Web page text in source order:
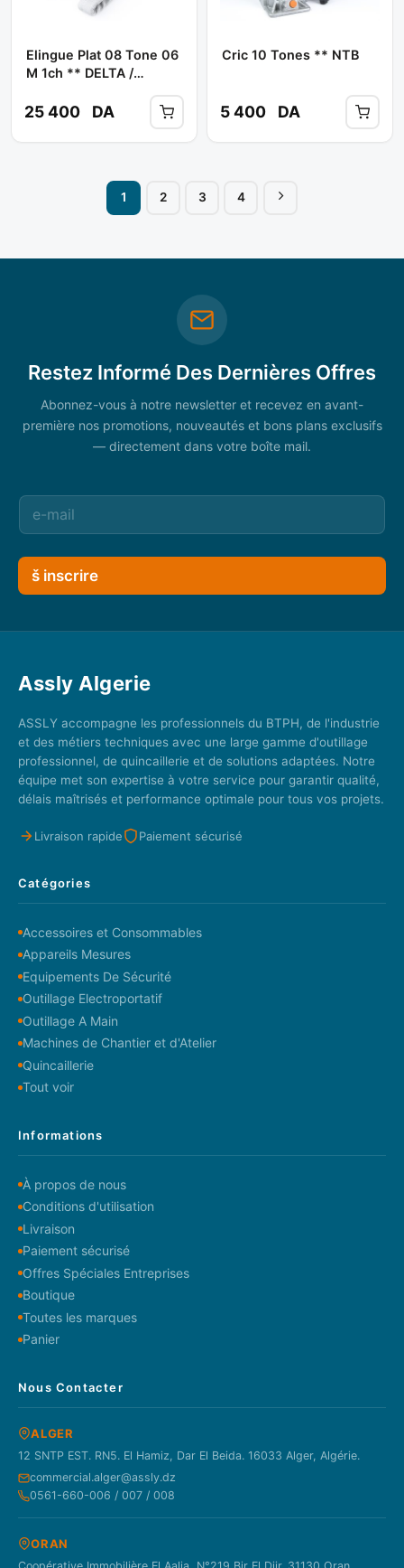
Elingue Plat 08 Tone 06
M 1ch ** DELTA /
25 400 DA
Cric 10 Tones ** NTB
5 400 DA
1 2 3 4
Restez Informé Des Dernières Offres
Abonnez-vous à notre newsletter et recevez en avant-
première nos promotions, nouveautés et bons plans exclusifs
— directement dans votre boîte mail.
š inscrire
Assly Algerie
ASSLY accompagne les professionnels du BTPH, de l'industrie
et des métiers techniques avec une large gamme d'outillage
professionnel, de quincaillerie et de solutions adaptées. Notre
équipe met son expertise à votre service pour garantir qualité,
délais maîtrisés et performance optimale pour tous vos projets.
Livraison rapide Paiement sécurisé
Catégories
Accessoires et Consommables
Appareils Mesures
Equipements De Sécurité
Outillage Electroportatif
Outillage A Main
Machines de Chantier et d'Atelier
Quincaillerie
Tout voir
Informations
À propos de nous
Conditions d'utilisation
Livraison
Paiement sécurisé
Offres Spéciales Entreprises
Boutique
Toutes les marques
Panier
Nous Contacter
ALGER
12 SNTP EST. RN5. El Hamiz, Dar El Beida. 16033 Alger, Algérie.
commercial.alger@assly.dz
0561-660-006 / 007 / 008
ORAN